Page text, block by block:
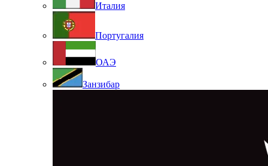
Италия
Португалия
ОАЭ
Занзибар